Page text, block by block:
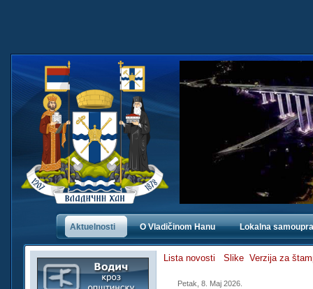
Aktuelnosti O Vladičinom Hanu Lokalna
Lista novosti Slike Verzija za
Petak, 8. Maj 2026.